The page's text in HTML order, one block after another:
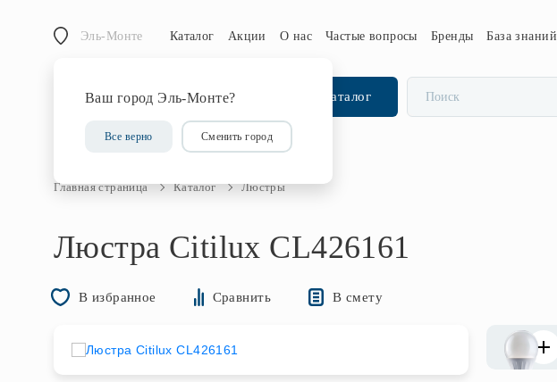
Эль-Монте
Ваш город Эль-Монте?
Все верно Сменить город
Каталог Акции О нас Частые вопросы Бренды База знаний
Каталог
Главная страница Каталог Люстры
Люстра Citilux CL426161
В избранное Сравнить В смету